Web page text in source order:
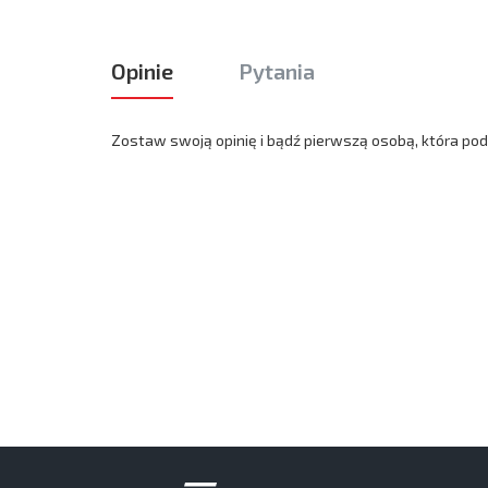
Opinie Pytania
Zostaw swoją opinię i bądź pierwszą osobą, która